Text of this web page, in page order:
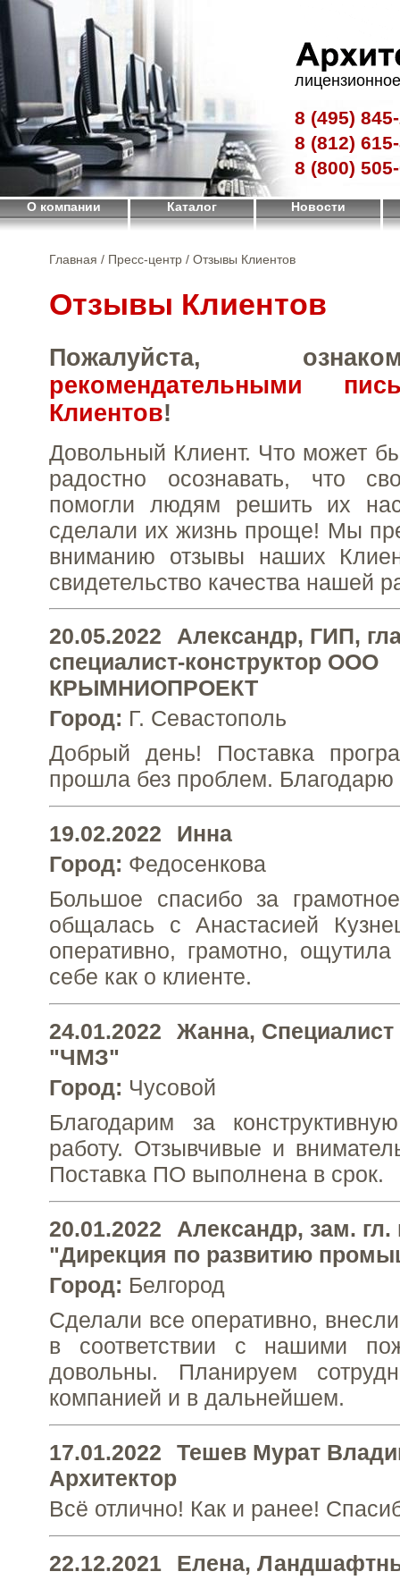
8 (495)
8 (812)
8 (800)
О компании Каталог Новости
Главная / Пресс-центр / Отзывы Клиентов
Отзывы Клиентов
Пожалуйста,
рекомендательными
Клиентов!
Довольный Клиент. Что может
радостно осознавать, что
помогли людям решить их
сделали их жизнь проще! Мы
вниманию отзывы наших
свидетельство качества нашей
20.05.2022 Александр, ГИП,
специалист-конструктор ООО
КРЫМНИОПРОЕКТ
Город: Г. Севастополь
Добрый день! Поставка
прошла без проблем. Благодарю
19.02.2022
Инна
Город: Федосенкова
Большое спасибо за
общалась с Анастасией
оперативно, грамотно,
себе как о клиенте.
24.01.2022 Жанна,
"ЧМЗ"
Город: Чусовой
Благодарим за
работу. Отзывчивые и
Поставка ПО выполнена в срок.
20.01.2022 Александр, зам.
"Дирекция по развитию
Город: Белгород
Сделали все оперативно,
в соответствии с нашими
довольны. Планируем
компанией и в дальнейшем.
17.01.2022
Тешев Мурат
Архитектор
Всё отлично! Как и ранее!
22.12.2021 Елена,